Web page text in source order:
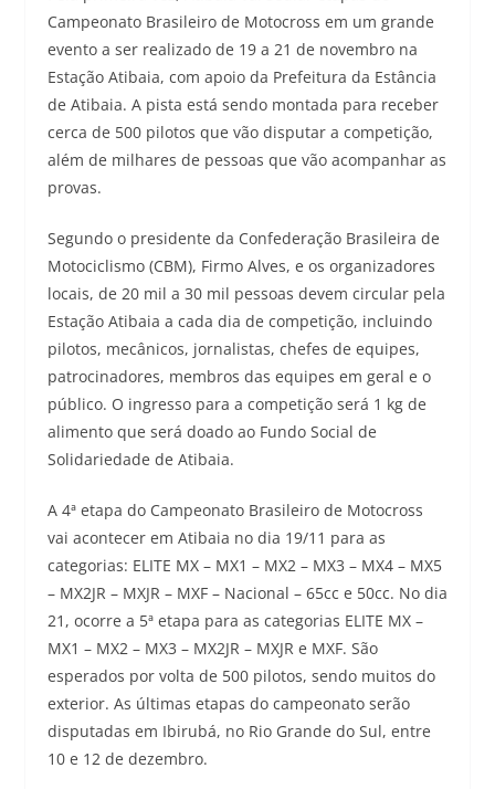
Campeonato Brasileiro de Motocross em um grande
evento a ser realizado de 19 a 21 de novembro na
Estação Atibaia, com apoio da Prefeitura da Estância
de Atibaia. A pista está sendo montada para receber
cerca de 500 pilotos que vão disputar a competição,
além de milhares de pessoas que vão acompanhar as
provas.
Segundo o presidente da Confederação Brasileira de
Motociclismo (CBM), Firmo Alves, e os organizadores
locais, de 20 mil a 30 mil pessoas devem circular pela
Estação Atibaia a cada dia de competição, incluindo
pilotos, mecânicos, jornalistas, chefes de equipes,
patrocinadores, membros das equipes em geral e o
público. O ingresso para a competição será 1 kg de
alimento que será doado ao Fundo Social de
Solidariedade de Atibaia.
A 4ª etapa do Campeonato Brasileiro de Motocross
vai acontecer em Atibaia no dia 19/11 para as
categorias: ELITE MX – MX1 – MX2 – MX3 – MX4 – MX5
– MX2JR – MXJR – MXF – Nacional – 65cc e 50cc. No dia
21, ocorre a 5ª etapa para as categorias ELITE MX –
MX1 – MX2 – MX3 – MX2JR – MXJR e MXF. São
esperados por volta de 500 pilotos, sendo muitos do
exterior. As últimas etapas do campeonato serão
disputadas em Ibirubá, no Rio Grande do Sul, entre
10 e 12 de dezembro.